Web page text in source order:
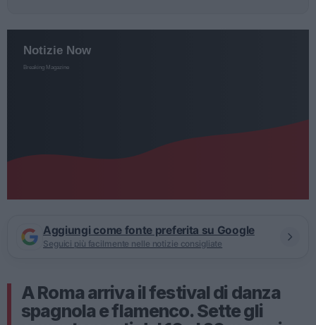
Aggiungi come fonte preferita su Google
Seguici più facilmente nelle notizie consigliate
A Roma arriva il festival di danza
spagnola e flamenco. Sette gli